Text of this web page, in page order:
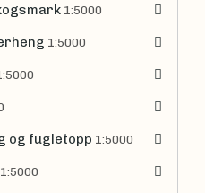
1:5000
1:5000
og fugletopp 1:5000
1:5000